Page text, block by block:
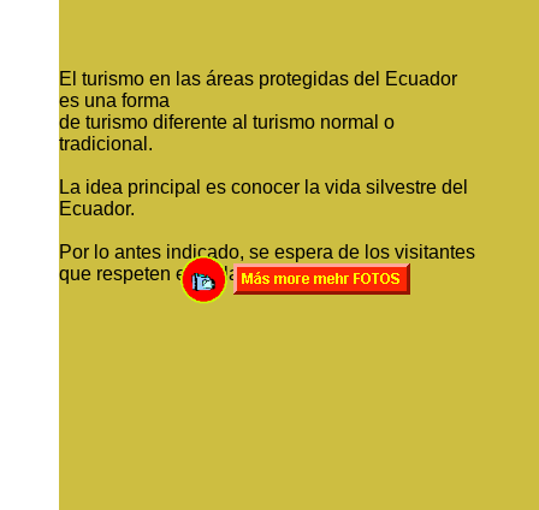
El turismo en las áreas protegidas del Ecuador
es una forma
de turismo diferente al turismo normal o
tradicional.
La idea principal es conocer la vida silvestre del
Ecuador.
Por lo antes indicado, se espera de los visitantes
que respeten el reglamiento del parque.